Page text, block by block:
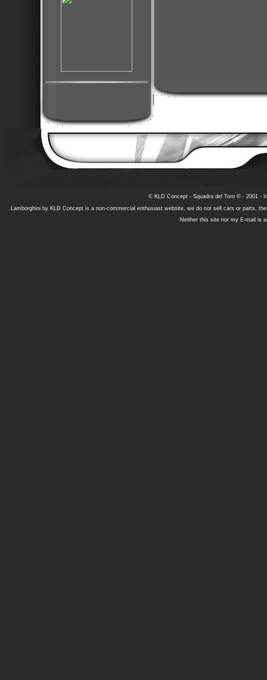
© KLD Concept - Squadra del Toro © - 2001 -
Lamborghini by KLD Concept is a non-commercial enthusiast website, we do not sell cars or parts,
Neither this site nor my E-mail is